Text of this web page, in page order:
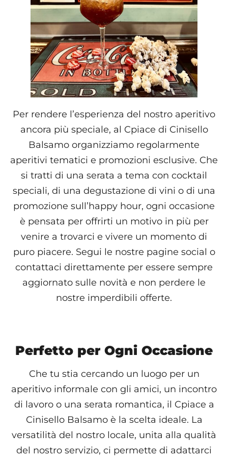
Per rendere l’esperienza del nostro aperitivo
ancora più speciale, al Cpiace di Cinisello
Balsamo organizziamo regolarmente
aperitivi tematici e promozioni esclusive. Che
si tratti di una serata a tema con cocktail
speciali, di una degustazione di vini o di una
promozione sull’happy hour, ogni occasione
è pensata per offrirti un motivo in più per
venire a trovarci e vivere un momento di
puro piacere. Segui le nostre pagine social o
contattaci direttamente per essere sempre
aggiornato sulle novità e non perdere le
nostre imperdibili offerte.
Perfetto per Ogni Occasione
Che tu stia cercando un luogo per un
aperitivo informale con gli amici, un incontro
di lavoro o una serata romantica, il Cpiace a
Cinisello Balsamo è la scelta ideale. La
versatilità del nostro locale, unita alla qualità
del nostro servizio, ci permette di adattarci